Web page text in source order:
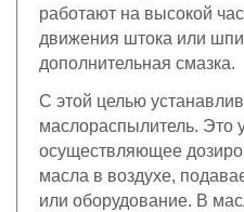
работают на высокой
движения штока или
дополнительная смазка.
С этой целью
маслораспылитель. Это
осуществляющее
масла в воздухе,
или оборудование. В